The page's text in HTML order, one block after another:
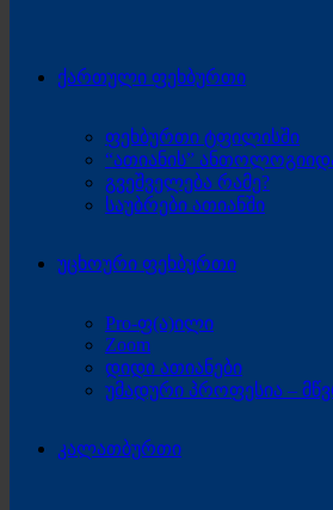
ქართული ფეხბურთი
ფეხბურთი ტფილისში
“ათიანის”
გვეშველება რამე?
საუბრები ათიანში
უცხოური ფეხბურთი
Pro-ფ(ა)ილი
Zoom
დიდი ათიანები
უმადური პროფესია –
კალათბურთი